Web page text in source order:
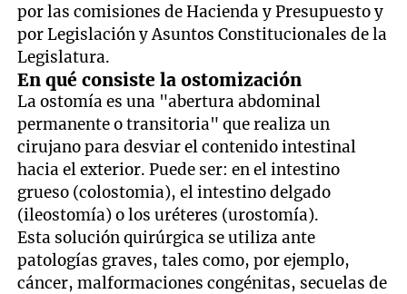
por las comisiones de Hacienda y Presupuesto y
por Legislación y Asuntos Constitucionales de la
Legislatura.
En qué consiste la ostomización
La ostomía es una "abertura abdominal
permanente o transitoria" que realiza un
cirujano para desviar el contenido intestinal
hacia el exterior. Puede ser: en el intestino
grueso (colostomia), el intestino delgado
(ileostomía) o los uréteres (urostomía).
Esta solución quirúrgica se utiliza ante
patologías graves, tales como, por ejemplo,
cáncer, malformaciones congénitas, secuelas de